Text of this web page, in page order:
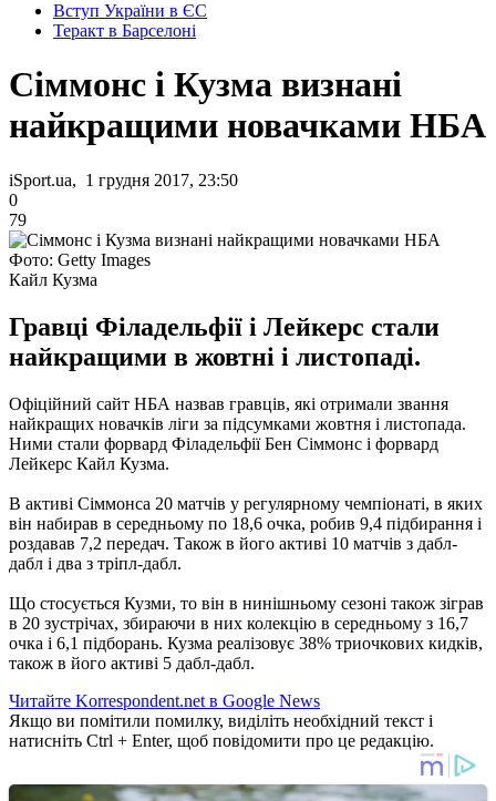
Вступ України в ЄС
Теракт в Барселоні
Сіммонс і Кузма визнані
найкращими новачками НБА
iSport.ua, 1 грудня 2017, 23:50
0
79
Фото: Getty Images
Кайл Кузма
Гравці Філадельфії і Лейкерс стали
найкращими в жовтні і листопаді.
Офіційний сайт НБА назвав гравців, які отримали звання
найкращих новачків ліги за підсумками жовтня і листопада.
Ними стали форвард Філадельфії Бен Сіммонс і форвард
Лейкерс Кайл Кузма.
В активі Сіммонса 20 матчів у регулярному чемпіонаті, в яких
він набирав в середньому по 18,6 очка, робив 9,4 підбирання і
роздавав 7,2 передач. Також в його активі 10 матчів з дабл-
дабл і два з тріпл-дабл.
Що стосується Кузми, то він в нинішньому сезоні також зіграв
в 20 зустрічах, збираючи в них колекцію в середньому з 16,7
очка і 6,1 підборань. Кузма реалізовує 38% триочкових кидків,
також в його активі 5 дабл-дабл.
Читайте Korrespondent.net в Google News
Якщо ви помітили помилку, виділіть необхідний текст і
натисніть Ctrl + Enter, щоб повідомити про це редакцію.